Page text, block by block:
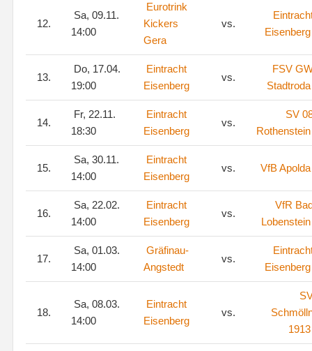
12.
Sa, 09.11.
14:00
Eurotrink
Kickers
Gera
vs.
Eisenberg
13.
Do, 17.04.
19:00
Eintracht
Eisenberg
vs.
FSV
Stadtroda
14.
Fr, 22.11.
18:30
Eintracht
Eisenberg
vs.
SV
Rothenstein
15.
Sa, 30.11.
14:00
Eintracht
Eisenberg
vs. VfB Apolda
16.
Sa, 22.02.
14:00
Eintracht
Eisenberg
vs.
VfR
Lobenstein
17.
Sa, 01.03.
14:00
Gräfinau-
Angstedt
vs.
Eisenberg
18.
Sa, 08.03.
14:00
Eintracht
Eisenberg
vs.
1913